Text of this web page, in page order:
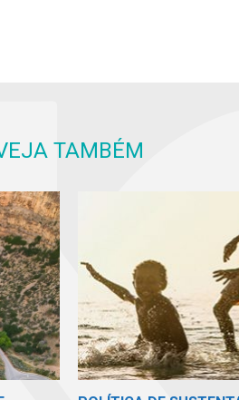
TAMBÉM